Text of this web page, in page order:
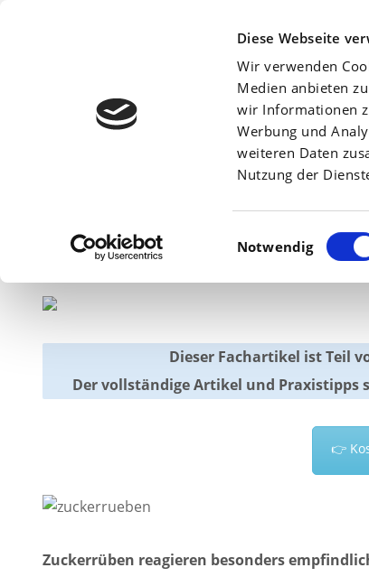
Diese Webseite
Wir verwenden
Medien anbieten
wir Informationen
Werbung und
weiteren Daten
Nutzung der
Notwendig
28. April 2026
Zuckerrüben:
Dieser Fachartikel ist Teil
Der vollständige Artikel und Praxistipps
👉
Zuckerrüben reagieren besonders